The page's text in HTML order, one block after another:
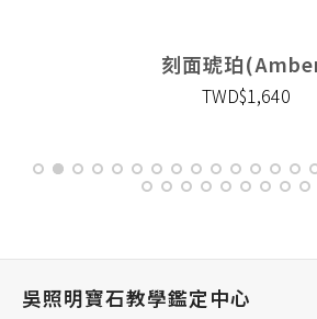
刻面琥珀
TWD$1,640
吳照明寶石教學鑑定中心